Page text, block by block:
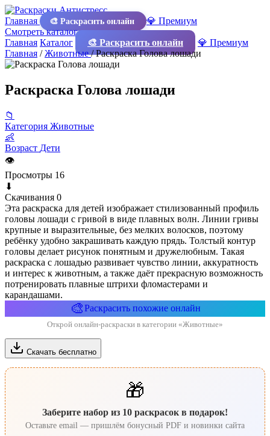
Главная 🎨 Раскрасить онлайн
💎 Премиум
Смотреть каталог
Главная Каталог 🎨 Раскрасить онлайн
💎 Премиум
Главная /Животные/Раскраска Голова лошади
Раскраска Голова лошади
📁
Категория Животные
👶
Возраст Дети
👁
Просмотры 16
⬇
Скачивания 0
Эта раскраска для детей изображает стилизованный профиль
головы лошади с гривой в виде плавных волн. Линии гривы
крупные и выразительные, без мелких волосков, поэтому
ребёнку удобно закрашивать каждую прядь. Толстый контур
головы делает рисунок понятным и дружелюбным. Такая
раскраска с лошадью развивает чувство линии, аккуратность
и интерес к животным, а также даёт прекрасную возможность
потренировать плавные штрихи фломастерами и
карандашами.
🎨Раскрасить похожие онлайн
Открой онлайн-раскраски в категории «Животные»
Скачать бесплатно
🎁
Заберите набор из 10 раскрасок в подарок!
Оставьте email — пришлём бонусный PDF и новинки сайта